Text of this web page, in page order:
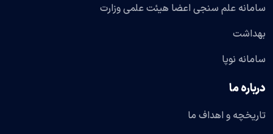
سامانه علم سنجی اعضا هیئت علمی وزارت
بهداشت
سامانه نوپا
درباره ما
تاریخچه و اهداف ما